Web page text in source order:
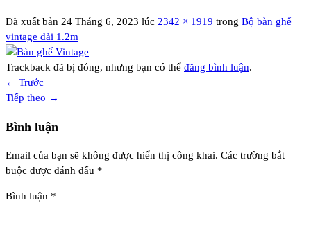
Đã xuất bản 24 Tháng 6, 2023 lúc 2342 × 1919 trong Bộ bàn ghế
vintage dài 1.2m
Trackback đã bị đóng, nhưng bạn có thể đăng bình luận.
← Trước
Tiếp theo →
Bình luận
Email của bạn sẽ không được hiển thị công khai. Các trường bắt
buộc được đánh dấu *
Bình luận *